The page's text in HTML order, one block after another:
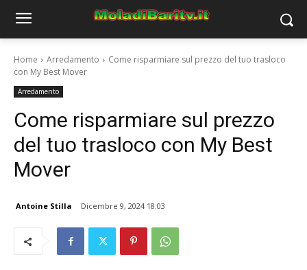
Home Arredamento
Come risparmiare sul prezzo del tuo trasloco
con My Best Mover
Arredamento
Come risparmiare sul prezzo
del tuo trasloco con My Best
Mover
Antoine Stilla Dicembre 9, 2024 18:03